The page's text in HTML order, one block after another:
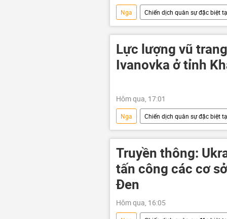
Nga Chiến dịch quân sự đặc biệt
Quân đội Ukraina
Cuộc
chiến dịch
xung đột
Lực lượng vũ
Ivanovka ở tỉnh
Hôm qua, 17:01
Nga Chiến dịch quân sự đặc biệt
Quân đội Ukraina
Cuộc
lực lượng vũ trang
lực lượng
Truyền thông:
tấn công các cơ
Đen
Hôm qua, 16:05